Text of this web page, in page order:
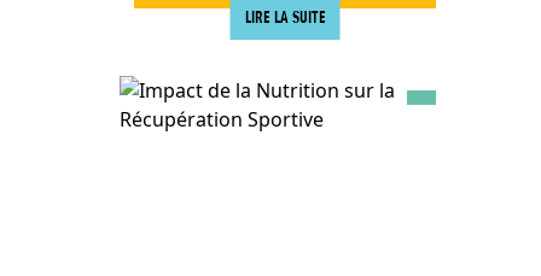
LIRE LA SUITE